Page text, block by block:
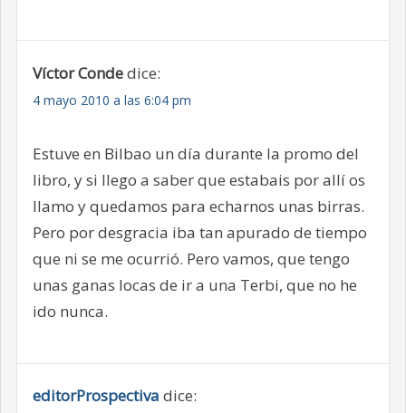
Víctor Condedice:
4 mayo 2010 a las 6:04 pm
Estuve en Bilbao un día durante la promo del
libro, y si llego a saber que estabais por allí os
llamo y quedamos para echarnos unas birras.
Pero por desgracia iba tan apurado de tiempo
que ni se me ocurrió. Pero vamos, que tengo
unas ganas locas de ir a una Terbi, que no he
ido nunca.
editorProspectiva dice: